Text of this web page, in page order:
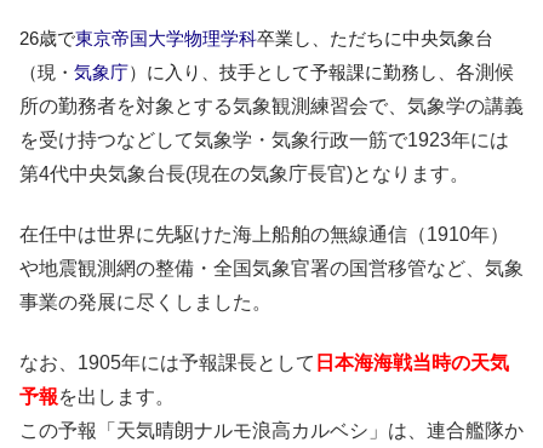
26歳で東京帝国大学物理学科卒業し、ただちに中央気象台
（現・ 気象庁）に入り、技手として予報課に勤務し、 各測候
所の勤務者を対象とする気象観測練習会で、気象学の講義
を受け持つなどして気象学・気象行政一筋で1923年には
第4代中央気象台長(現在の気象庁長官)となります。
在任中は世界に先駆けた海上船舶の無線通信（1910年）
や地震観測網の整備・全国気象官署の国営移管など、気象
事業の発展に尽くしました。
なお、1905年には予報課長として 日本海海戦当時の天気
予報を出します。
この予報「天気晴朗ナルモ浪高カルベシ」は、連合艦隊か